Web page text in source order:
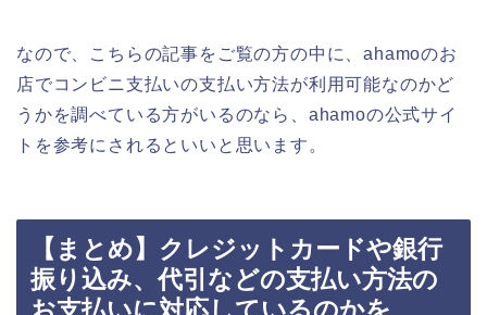
なので、こちらの記事をご覧の方の中に、ahamoのお
店でコンビニ支払いの支払い方法が利用可能なのかど
うかを調べている方がいるのなら、ahamoの公式サイ
トを参考にされるといいと思います。
【まとめ】クレジットカードや銀行
振り込み、代引などの支払い方法の